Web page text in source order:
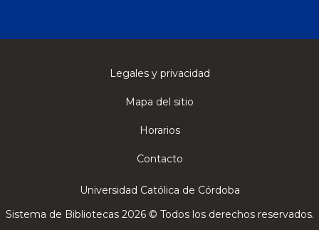
Legales y privacidad
Mapa del sitio
Horarios
Contacto
Universidad Católica de Córdoba
Sistema de Bibliotecas 2026 © Todos los derechos reservados.